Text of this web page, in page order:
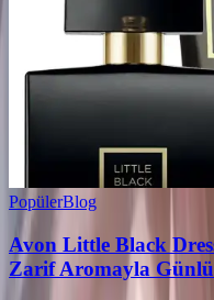
PopülerBlog
Avon Little Black
Zarif Aromayla